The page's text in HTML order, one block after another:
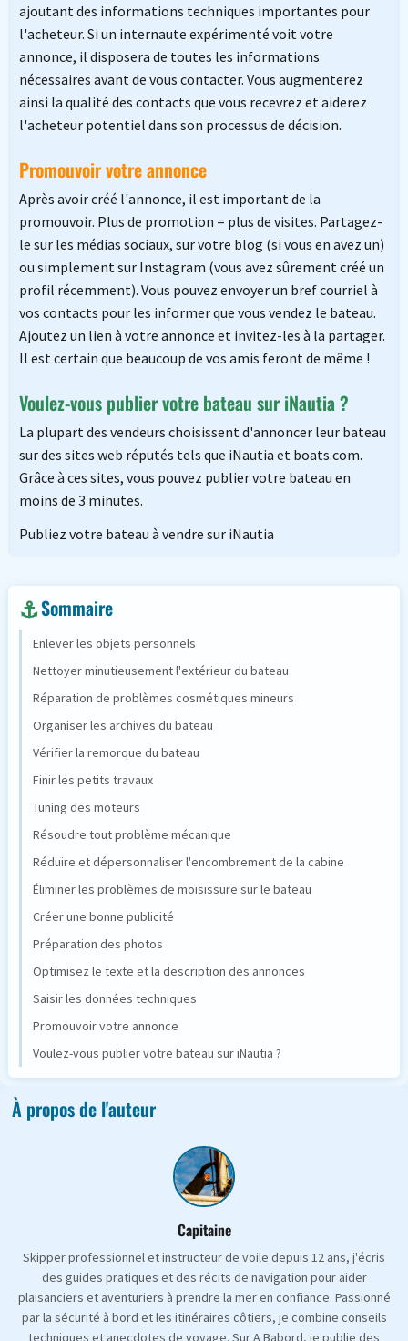
ajoutant des informations techniques importantes pour
l'acheteur. Si un internaute expérimenté voit votre
annonce, il disposera de toutes les informations
nécessaires avant de vous contacter. Vous augmenterez
ainsi la qualité des contacts que vous recevrez et aiderez
l'acheteur potentiel dans son processus de décision.
Promouvoir votre annonce
Après avoir créé l'annonce, il est important de la
promouvoir. Plus de promotion = plus de visites. Partagez-
le sur les médias sociaux, sur votre blog (si vous en avez un)
ou simplement sur Instagram (vous avez sûrement créé un
profil récemment). Vous pouvez envoyer un bref courriel à
vos contacts pour les informer que vous vendez le bateau.
Ajoutez un lien à votre annonce et invitez-les à la partager.
Il est certain que beaucoup de vos amis feront de même !
Voulez-vous publier votre bateau sur iNautia ?
La plupart des vendeurs choisissent d'annoncer leur bateau
sur des sites web réputés tels que iNautia et boats.com.
Grâce à ces sites, vous pouvez publier votre bateau en
moins de 3 minutes.
Publiez votre bateau à vendre sur iNautia
Sommaire
Enlever les objets personnels
Nettoyer minutieusement l'extérieur du bateau
Réparation de problèmes cosmétiques mineurs
Organiser les archives du bateau
Vérifier la remorque du bateau
Finir les petits travaux
Tuning des moteurs
Résoudre tout problème mécanique
Réduire et dépersonnaliser l'encombrement de la cabine
Éliminer les problèmes de moisissure sur le bateau
Créer une bonne publicité
Préparation des photos
Optimisez le texte et la description des annonces
Saisir les données techniques
Promouvoir votre annonce
Voulez-vous publier votre bateau sur iNautia ?
À propos de l'auteur
Capitaine
Skipper professionnel et instructeur de voile depuis 12 ans, j'écris
des guides pratiques et des récits de navigation pour aider
plaisanciers et aventuriers à prendre la mer en confiance. Passionné
par la sécurité à bord et les itinéraires côtiers, je combine conseils
techniques et anecdotes de voyage. Sur A Babord, je publie des